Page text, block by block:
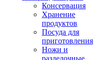
Консервация
Хранение
продуктов
Посуда для
приготовления
Ножи и
разделочные